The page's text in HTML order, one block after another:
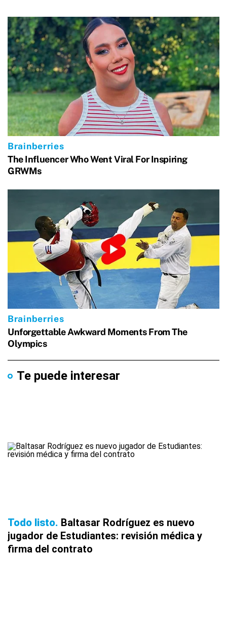
Te puede interesar
Todo listo Baltasar Rodríguez es nuevo
jugador de Estudiantes: revisión médica y
firma del contrato